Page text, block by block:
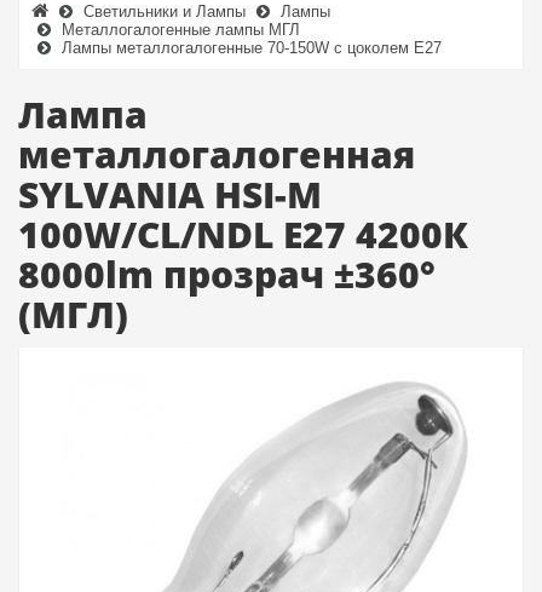
Светильники и Лампы
Лампы
Металлогалогенные лампы МГЛ
Лампы металлогалогенные 70-150W с цоколем E27
Лампа
металлогалогенная
SYLVANIA HSI-M
100W/CL/NDL Е27 4200К
8000lm прозрач ±360°
(МГЛ)